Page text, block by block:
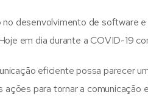
desenvolvimento de software
em dia durante a COVID-19
eficiente possa parecer
ações para tornar a comunicação